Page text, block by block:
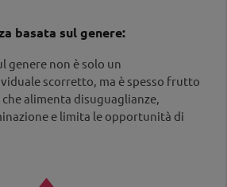
sul tema della violenza
- Comprendere e agire
della violenza
basata sul genere:
genere non è solo un
scorretto, ma è spesso frutto
alimenta disuguaglianze,
e limita le opportunità di